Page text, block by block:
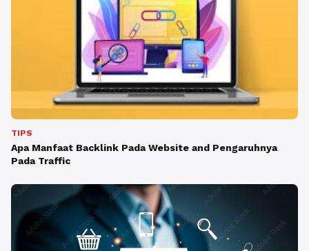
TIPS
Apa Manfaat Backlink Pada Website and Pengaruhnya
Pada Traffic